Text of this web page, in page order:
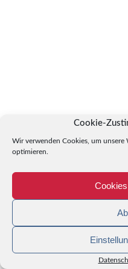
Cookie-
Wir verwenden Cookies, um unsere
optimieren.